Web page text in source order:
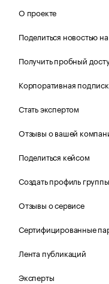
О проекте
Поделиться новостью
Получить пробный
Корпоративная
Стать экспертом
Отзывы о вашей
Поделиться кейсом
Создать профиль
Отзывы о сервисе
Сертифицированные
Лента публикаций
Эксперты